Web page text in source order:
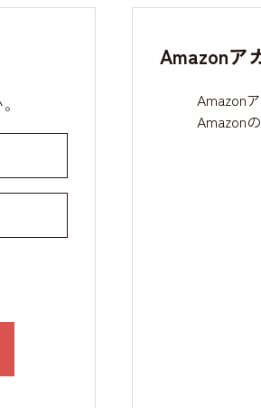
Amazonア
Amazon
Amazon